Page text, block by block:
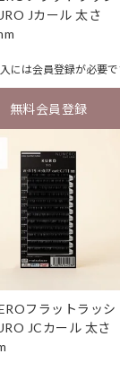
Jカール 太さ
には会員登録が必要
無料会員登録
フラットラッシ
JCカール 太さ